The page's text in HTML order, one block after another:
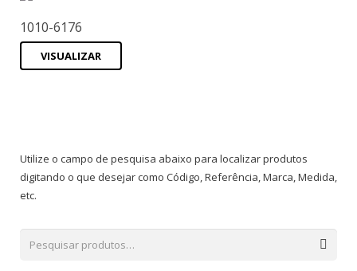
1010-6176
VISUALIZAR
Utilize o campo de pesquisa abaixo para localizar produtos
digitando o que desejar como Código, Referência, Marca, Medida,
etc.